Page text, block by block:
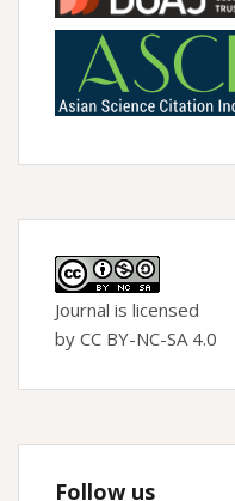
Journal is licensed
by CC BY-NC-SA 4.0
Follow us